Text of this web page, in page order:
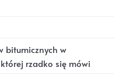
bitumicznych w
rzadko się mówi